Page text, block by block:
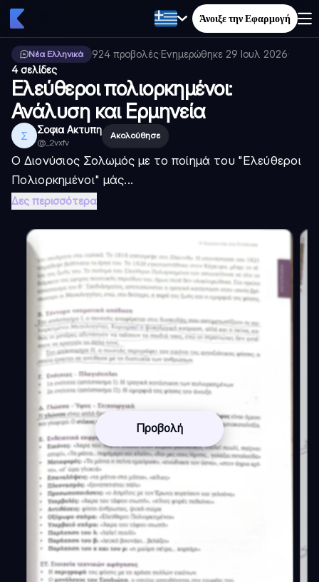
Άνοιξε την Εφαρμογή
Νέα Ελληνικά 924 προβολές·Ενημερώθηκε 29 Ιουλ 2026·
4 σελίδες
Ελεύθεροι πολιορκημένοι:
Ανάλυση και Ερμηνεία
Σ Σοφια Ακτυπη
@ _2vxfv
Ακολούθησε
Ο Διονύσιος Σολωμός με το ποίημά του "Ελεύθεροι
Πολιορκημένοι" μάς...
Δες περισσότερα
Προβολή